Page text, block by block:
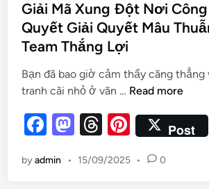
Giải Mã Xung Đột Nơi
Quyết Giải Quyết Mâu
Team Thắng Lợi
Bạn đã bao giờ cảm thấy căng
tranh cãi nhỏ ở văn … Read more
F
c
M
to
T
e
Pi
er
Post
byadmin • 15/09/2025 • 0